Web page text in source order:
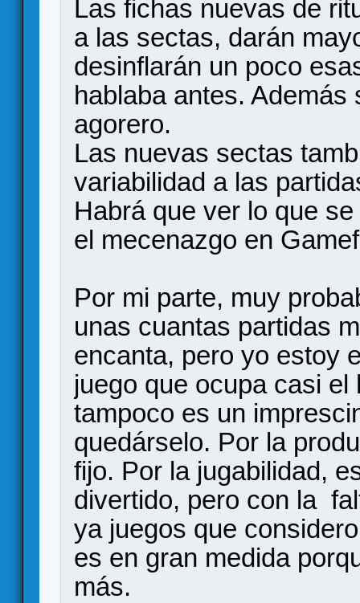
Las fichas nuevas de
a las sectas, darán
desinflarán un poco
hablaba antes.
agorero.
Las nuevas sectas
variabilidad a las
Habrá que ver lo que
el mecenazgo en
Por mi parte, muy
unas cuantas partidas
encanta, pero yo estoy
juego que ocupa casi
tampoco es un
quedárselo. Por la
fijo. Por la jugabilidad,
divertido, pero con la
ya juegos que
es en gran medida
más.